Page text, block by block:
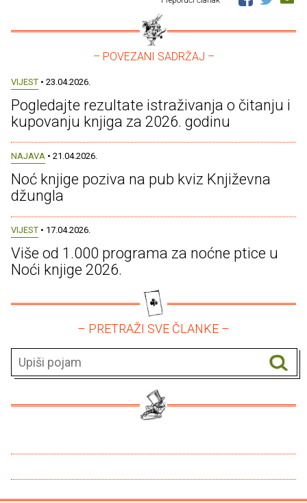
– POVEZANI SADRŽAJ –
VIJEST • 23.04.2026.
Pogledajte rezultate istraživanja o čitanju i
kupovanju knjiga za 2026. godinu
NAJAVA • 21.04.2026.
Noć knjige poziva na pub kviz Književna
džungla
VIJEST • 17.04.2026.
Više od 1.000 programa za noćne ptice u
Noći knjige 2026.
– PRETRAŽI SVE ČLANKE –